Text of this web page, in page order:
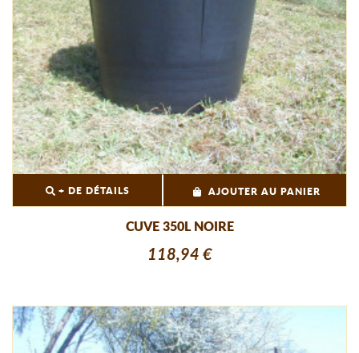
+ DE DÉTAILS AJOUTER AU PANIER
CUVE 350L NOIRE
118,94 €